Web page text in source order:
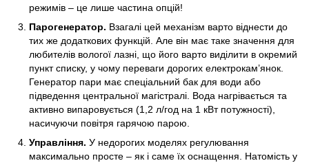
режимів – це лише частина опцій!
Парогенератор. Взагалі цей механізм варто віднести до
тих же додаткових функцій. Але він має таке значення для
любителів вологої лазні, що його варто виділити в окремий
пункт списку, у чому переваги дорогих електрокам’янок.
Генератор пари має спеціальний бак для води або
підведення центральної магістралі. Вода нагрівається та
активно випаровується (1,2 л/год на 1 кВт потужності),
насичуючи повітря гарячою парою.
Управління. У недорогих моделях регулювання
максимально просте – як і саме їх оснащення. Натомість у